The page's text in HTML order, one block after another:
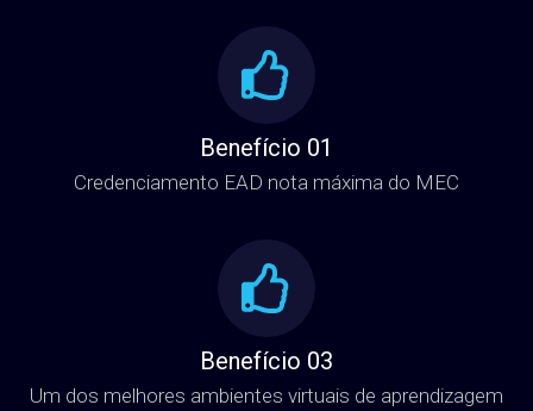
Benefício 01
Credenciamento EAD nota máxima do MEC
Benefício 03
Um dos melhores ambientes virtuais de aprendizagem